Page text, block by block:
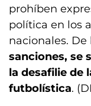
prohíben
política en los
nacionales. De
sanciones, se
la desafilie de
futbolística.